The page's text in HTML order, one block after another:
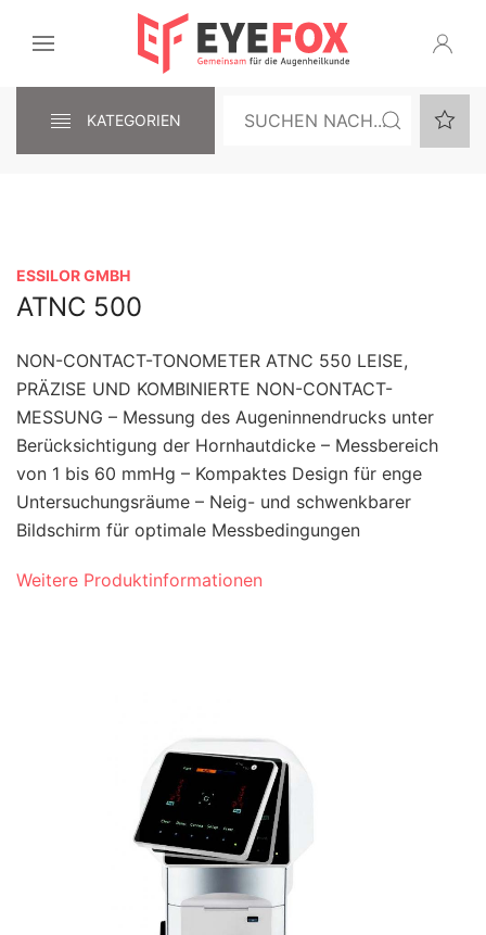
KATEGORIEN
ESSILOR GMBH
ATNC 500
NON-CONTACT-TONOMETER ATNC 550 LEISE,
PRÄZISE UND KOMBINIERTE NON-CONTACT-
MESSUNG – Messung des Augeninnendrucks unter
Berücksichtigung der Hornhautdicke – Messbereich
von 1 bis 60 mmHg – Kompaktes Design für enge
Untersuchungsräume – Neig- und schwenkbarer
Bildschirm für optimale Messbedingungen
Weitere Produktinformationen